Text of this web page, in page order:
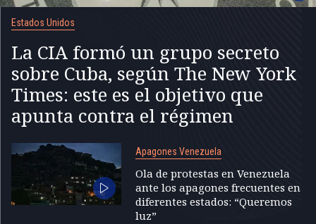
Estados Unidos
La CIA formó un grupo secreto
sobre Cuba, según The New York
Times: este es el objetivo que
apunta contra el régimen
Apagones Venezuela
Ola de protestas en Venezuela
ante los apagones frecuentes en
diferentes estados: “Queremos
luz”